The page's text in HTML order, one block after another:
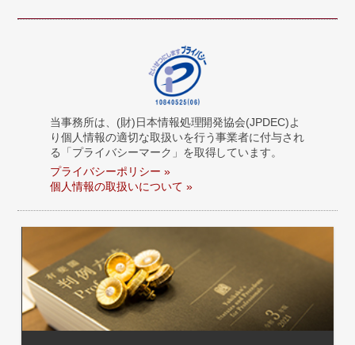
当事務所は、(財)日本情報処理開発協会(JPDEC)よ
り個人情報の適切な取扱いを行う事業者に付与され
る「プライバシーマーク」を取得しています。
プライバシーポリシー »
個人情報の取扱いについて »